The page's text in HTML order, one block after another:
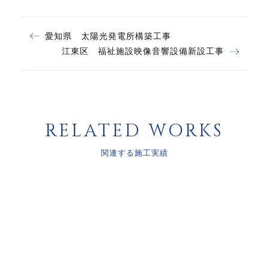
愛知県 太陽光発電所構築工事
江東区 福祉施設映像音響設備新設工事
RELATED WORKS
関連する施工実績